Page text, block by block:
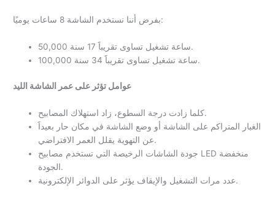
بفرض أننا نستخدم الشاشة 8 ساعات يوميًا:
50,000 ساعة تشغيل تساوى تقريباََ 17 سنة.
100,000 ساعة تشغيل تساوى تقريباََ 34 سنة.
عوامل تؤثر على عمر الشاشة الليد
كلما زادت درجة السطوع، زاد استهلاك المصابيح.
الغبار المتراكم على الشاشة أو وضع الشاشة في مكان حار بعيداََ
عن التهوية يقلل العمر الافتراضي.
جودة الشاشات الرخيصة التي تستخدم مصابيح LED منخفضة
الجودة.
عدد مرات التشغيل والإيقاف يؤثر على الدوائر الإلكترونية.